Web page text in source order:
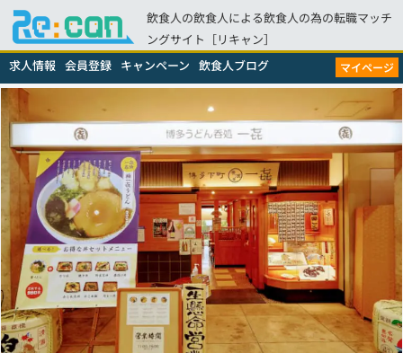
飲食人の飲食人による飲食人の為の転職マッチ
ングサイト［リキャン］
求人情報 会員登録 キャンペーン 飲食人ブログ マイページ